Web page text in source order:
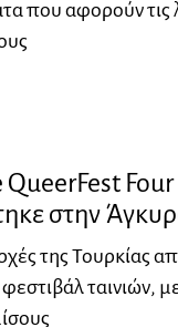
που αφορούν τις
Four
στην
της Τουρκίας
ταινιών,